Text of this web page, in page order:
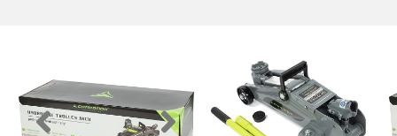
4,900.00RSD